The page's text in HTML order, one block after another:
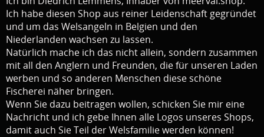
Ich habe diesen Shop aus reiner Leidenschaft gegründet
und um das Welsangeln in Belgien und den
Niederlanden wachsen zu lassen.
Natürlich mache ich das nicht allein, sondern zusammen
mit all den Anglern und Freunden, die für unseren Laden
werben und so anderen Menschen diese schöne
Fischerei näher bringen.
Wenn Sie dazu beitragen wollen, schicken Sie mir eine
Nachricht und ich gebe Ihnen alle Logos unseres Shops,
damit auch Sie Teil der Welsfamilie werden können!